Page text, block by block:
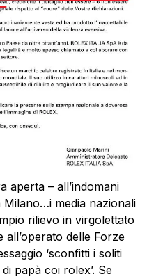
aperta – all’indomani
Milano…i media nazionali
rilievo in virgolettato
all’operato delle Forze
‘sconfitti i soliti
papà coi rolex’. Se